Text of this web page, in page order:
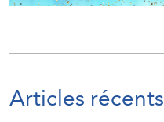
Articles récents